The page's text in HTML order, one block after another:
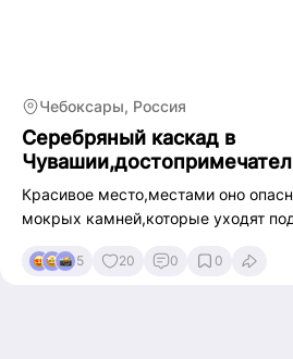
Чебоксары, Россия
Серебряный каскад в
Красивое место,местами оно
мокрых камней,которые уходят
5 20 0 0